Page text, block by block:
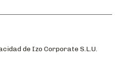
de Izo Corporate S.L.U.